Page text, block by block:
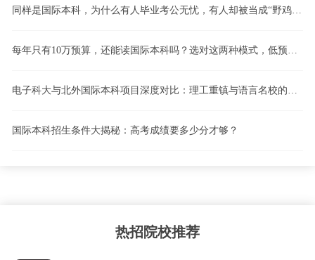
同样是国际本科，为什么有人毕业考公无忧，有人却被当成“野鸡”？计划内留学vs计划外留学，一文看懂！
每年只有10万预算，还能读国际本科吗？选对这两种模式，低预算也能逆袭！
电子科大与北外国际本科项目深度对比：理工重镇与语言名校的路径博弈
国际本科招生条件大揭秘：高考成绩要多少分才够？
热招院校推荐